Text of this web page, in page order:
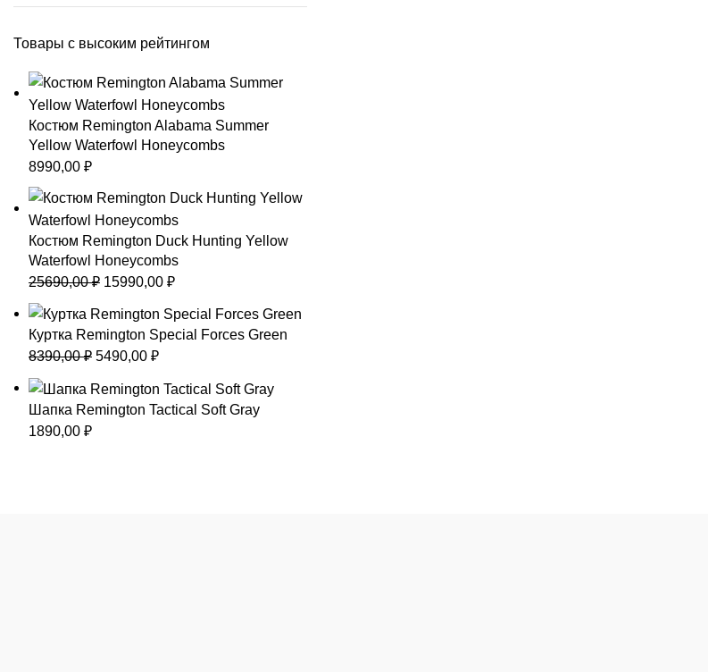
Товары с высоким рейтингом
Костюм Remington Alabama Summer
Yellow Waterfowl Honeycombs
8990,00 ₽
Костюм Remington Duck Hunting Yellow
Waterfowl Honeycombs
25690,00₽ Первоначальная
составляла
25690,00 ₽.
15990,00 ₽Текущая
15990,00 ₽.
Куртка Remington Special Forces Green
8390,00₽ Первоначальная
составляла
8390,00 ₽.
5490,00 ₽Текущая
Шапка Remington Tactical Soft Gray
1890,00 ₽